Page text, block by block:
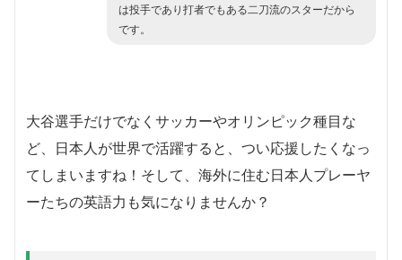
は投手であり打者でもある二刀流のスターだから
です。
大谷選手だけでなくサッカーやオリンピック種目な
ど、日本人が世界で活躍すると、つい応援したくなっ
てしまいますね！そして、海外に住む日本人プレーヤ
ーたちの英語力も気になりませんか？